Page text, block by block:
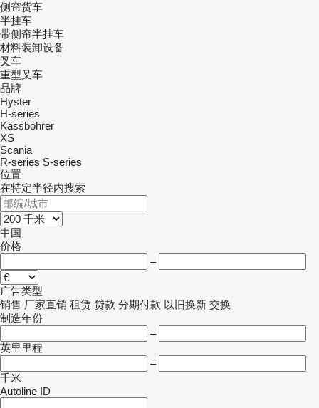
侧帘货车
半挂车
带侧帘半挂车
材料装卸设备
叉车
重型叉车
品牌
Hyster
H-series
Kässbohrer
XS
Scania
R-series S-series
位置
在特定半径内搜索
中国
价格
–
广告类型
销售 厂家直销 租赁 贷款 分期付款 以旧换新 交换
制造年份
–
英里里程
–
千米
Autoline ID